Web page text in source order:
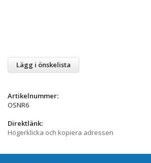
Lägg i önskelista
Artikelnummer:
OSNR6
Direktlänk:
Högerklicka och kopiera adressen